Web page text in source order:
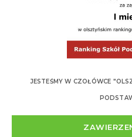
JESTEŚMY W CZOŁÓWCE